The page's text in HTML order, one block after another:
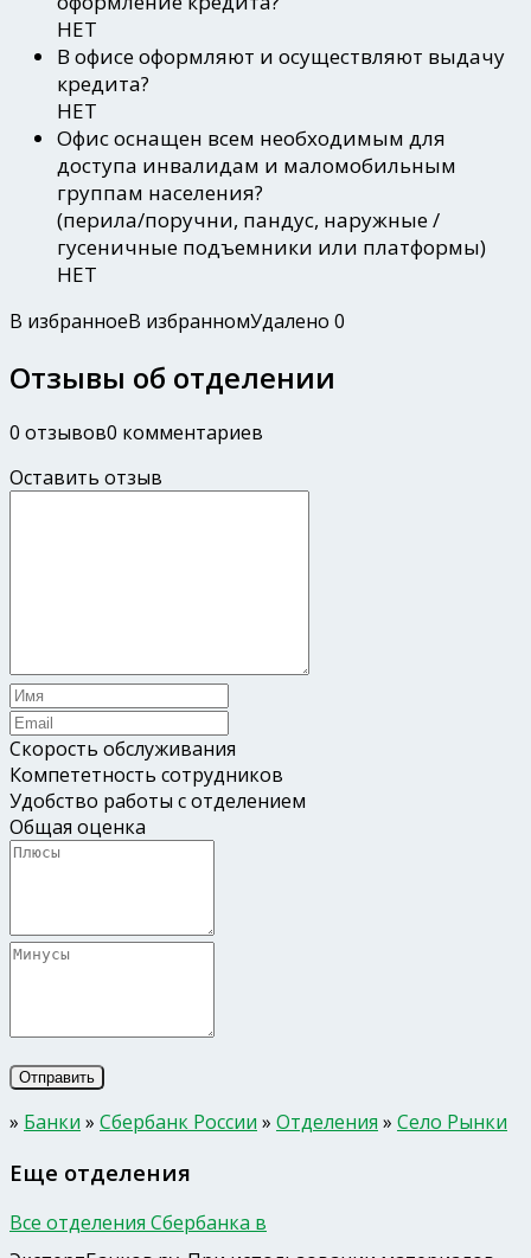
НЕТ
В офисе оформляют и осуществляют выдачу
кредита?
НЕТ
Офис оснащен всем необходимым для
доступа инвалидам и маломобильным
группам населения?
(перила/поручни, пандус, наружные /
гусеничные подъемники или платформы)
НЕТ
В избранноеВ избранномУдалено 0
Отзывы об отделении
0 отзывов0 комментариев
Оставить отзыв
Скорость обслуживания
Компететность сотрудников
Удобство работы с отделением
Общая оценка
» Банки » Сбербанк России » Отделения » Село Рынки
Еще отделения
Все отделения Сбербанка в